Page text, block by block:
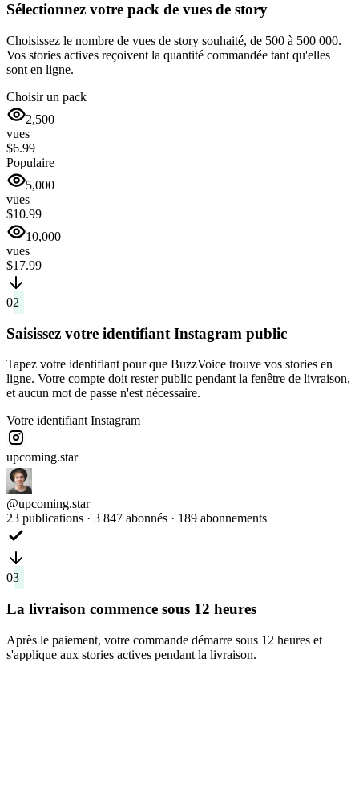
Sélectionnez votre pack de vues de story
Choisissez le nombre de vues de story souhaité, de 500 à 500 000.
Vos stories actives reçoivent la quantité commandée tant qu'elles
sont en ligne.
Choisir un pack
2,500
vues
$6.99
Populaire
5,000
vues
$10.99
10,000
vues
$17.99
02
Saisissez votre identifiant Instagram public
Tapez votre identifiant pour que BuzzVoice trouve vos stories en
ligne. Votre compte doit rester public pendant la fenêtre de livraison,
et aucun mot de passe n'est nécessaire.
Votre identifiant Instagram
@upcoming.star
23 publications · 3 847 abonnés · 189 abonnements
03
La livraison commence sous 12 heures
s'applique aux stories actives pendant la livraison.